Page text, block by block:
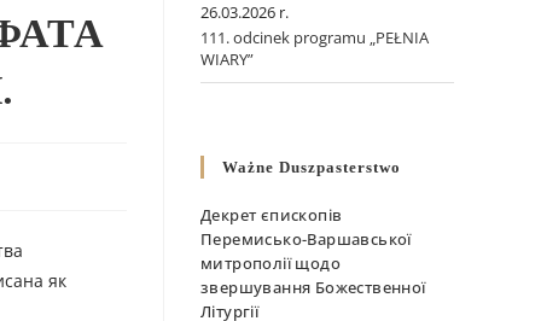
як
26.03.2026 r.
111. odcinek programu „PEŁNIA
WIARY”
Ważne Duszpasterstwo
Декрет єпископів
Перемисько-Варшавської
митрополії щодо
звершування Божественної
Літургії